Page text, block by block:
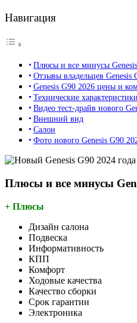
Навигация
Плюсы и все минусы
Отзывы владельцев Genesis
Genesis G90 2026 цены и
Технические характеристики
Видео тест-драйв нового
Внешний вид
Салон
Фото нового Genesis G90
Плюсы и все минусы
+ Плюсы
Дизайн салона
Подвеска
Информативность
КПП
Комфорт
Ходовые качества
Качество сборки
Срок гарантии
Электроника